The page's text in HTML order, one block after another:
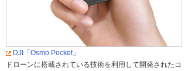
DJI「Osmo Pocket」
ドローンに搭載されている技術を利用して開発されたコ